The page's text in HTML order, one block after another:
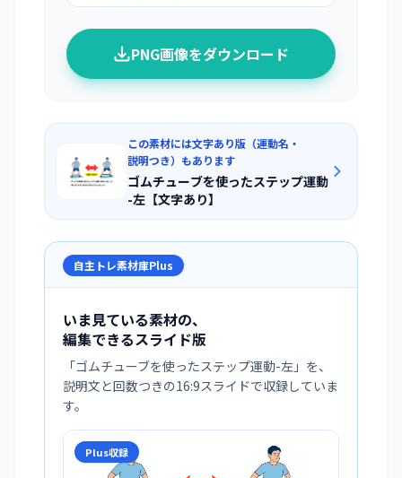
PNG画像をダウンロード
この素材には文字あり版（運動名・
説明つき）もあります
ゴムチューブを使ったステップ運動
-左【文字あり】
自主トレ素材庫Plus
いま見ている素材の、
編集できるスライド版
「ゴムチューブを使ったステップ運動-左 」を、
説明文と回数つきの16:9スライドで収録していま
す。
Plus収録